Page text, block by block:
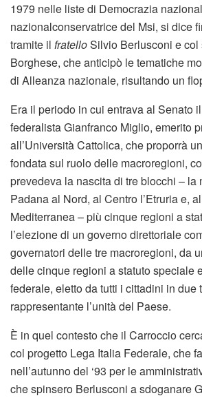
1979 nelle liste di Democrazia
nazionalconservatrice del Msi, si dice
tramite il fratelloSilvio Berlusconi e col
Borghese, che anticipò le tematiche
di Alleanza nazionale, risultando un
Era il periodo in cui entrava al Senato
federalista Gianfranco Miglio, emerito
all’Università Cattolica, che proporrà
fondata sul ruolo delle macroregioni,
prevedeva la nascita di tre blocchi – la
Padana al Nord, al Centro l’Etruria e,
Mediterranea – più cinque regioni a
l’elezione di un governo direttoriale
governatori delle tre macroregioni, da
delle cinque regioni a statuto speciale
federale, eletto da tutti i cittadini in due
rappresentante l’unità del Paese.
È in quel contesto che il Carroccio
col progetto Lega Italia Federale, che
nell’autunno del ‘93 per le
che spinsero Berlusconi a sdoganare